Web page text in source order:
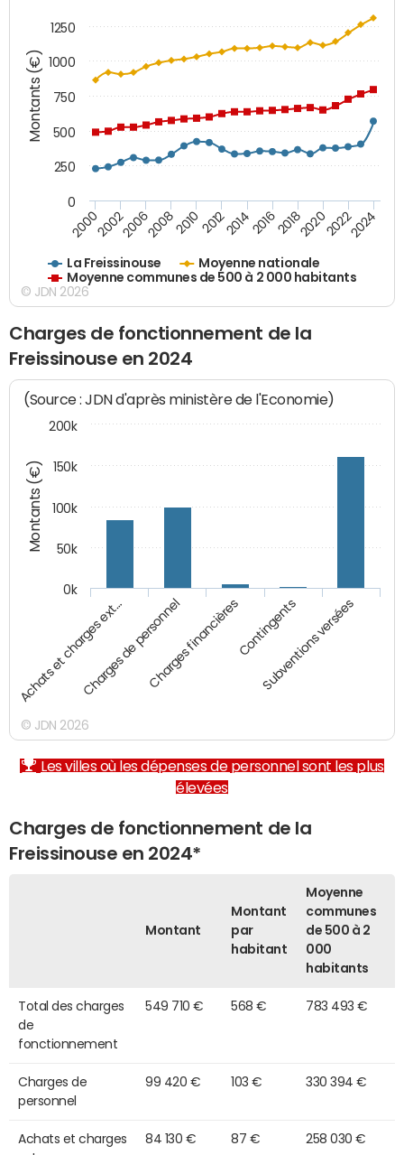
Montants (€)
La Freissinouse
Moyenne nationale
Moyenne communes de 500 à 2 000 habitants
200020022006200820102012201420162018202020222024
0
250
500
750
1000
1250
© JDN 2026
Charges de fonctionnement de la
Freissinouse en 2024
Montants (€)
(Source : JDN d'après ministère de l'Economie)
Achats et charges ext…Charges de personnelCharges financièresContingents
Subventions versées
0k
50k
100k
150k
200k
© JDN 2026
Les villes où les dépenses de personnel sont les plus
élevées
Charges de fonctionnement de la
Freissinouse en 2024*
Montant
Montant
par
habitant
Moyenne
communes
de 500 à 2
000
habitants
Total des charges
de
fonctionnement
549 710 € 568 € 783 493 €
Charges de
personnel
99 420 € 103 € 330 394 €
Achats et charges
84 130 € 87 € 258 030 €